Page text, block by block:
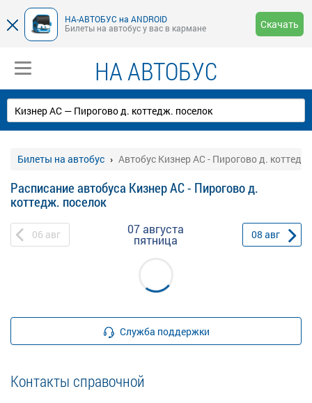
НА-АВТОБУС на ANDROID
Билеты на автобус у вас в кармане
Скачать
НА АВТОБУС
Билеты на автобус Автобус Кизнер АС - Пирогово д.
Расписание автобуса Кизнер АС - Пирогово д.
коттедж. поселок
06 авг 07 августа
пятница 08 авг
Служба поддержки
Контакты справочной